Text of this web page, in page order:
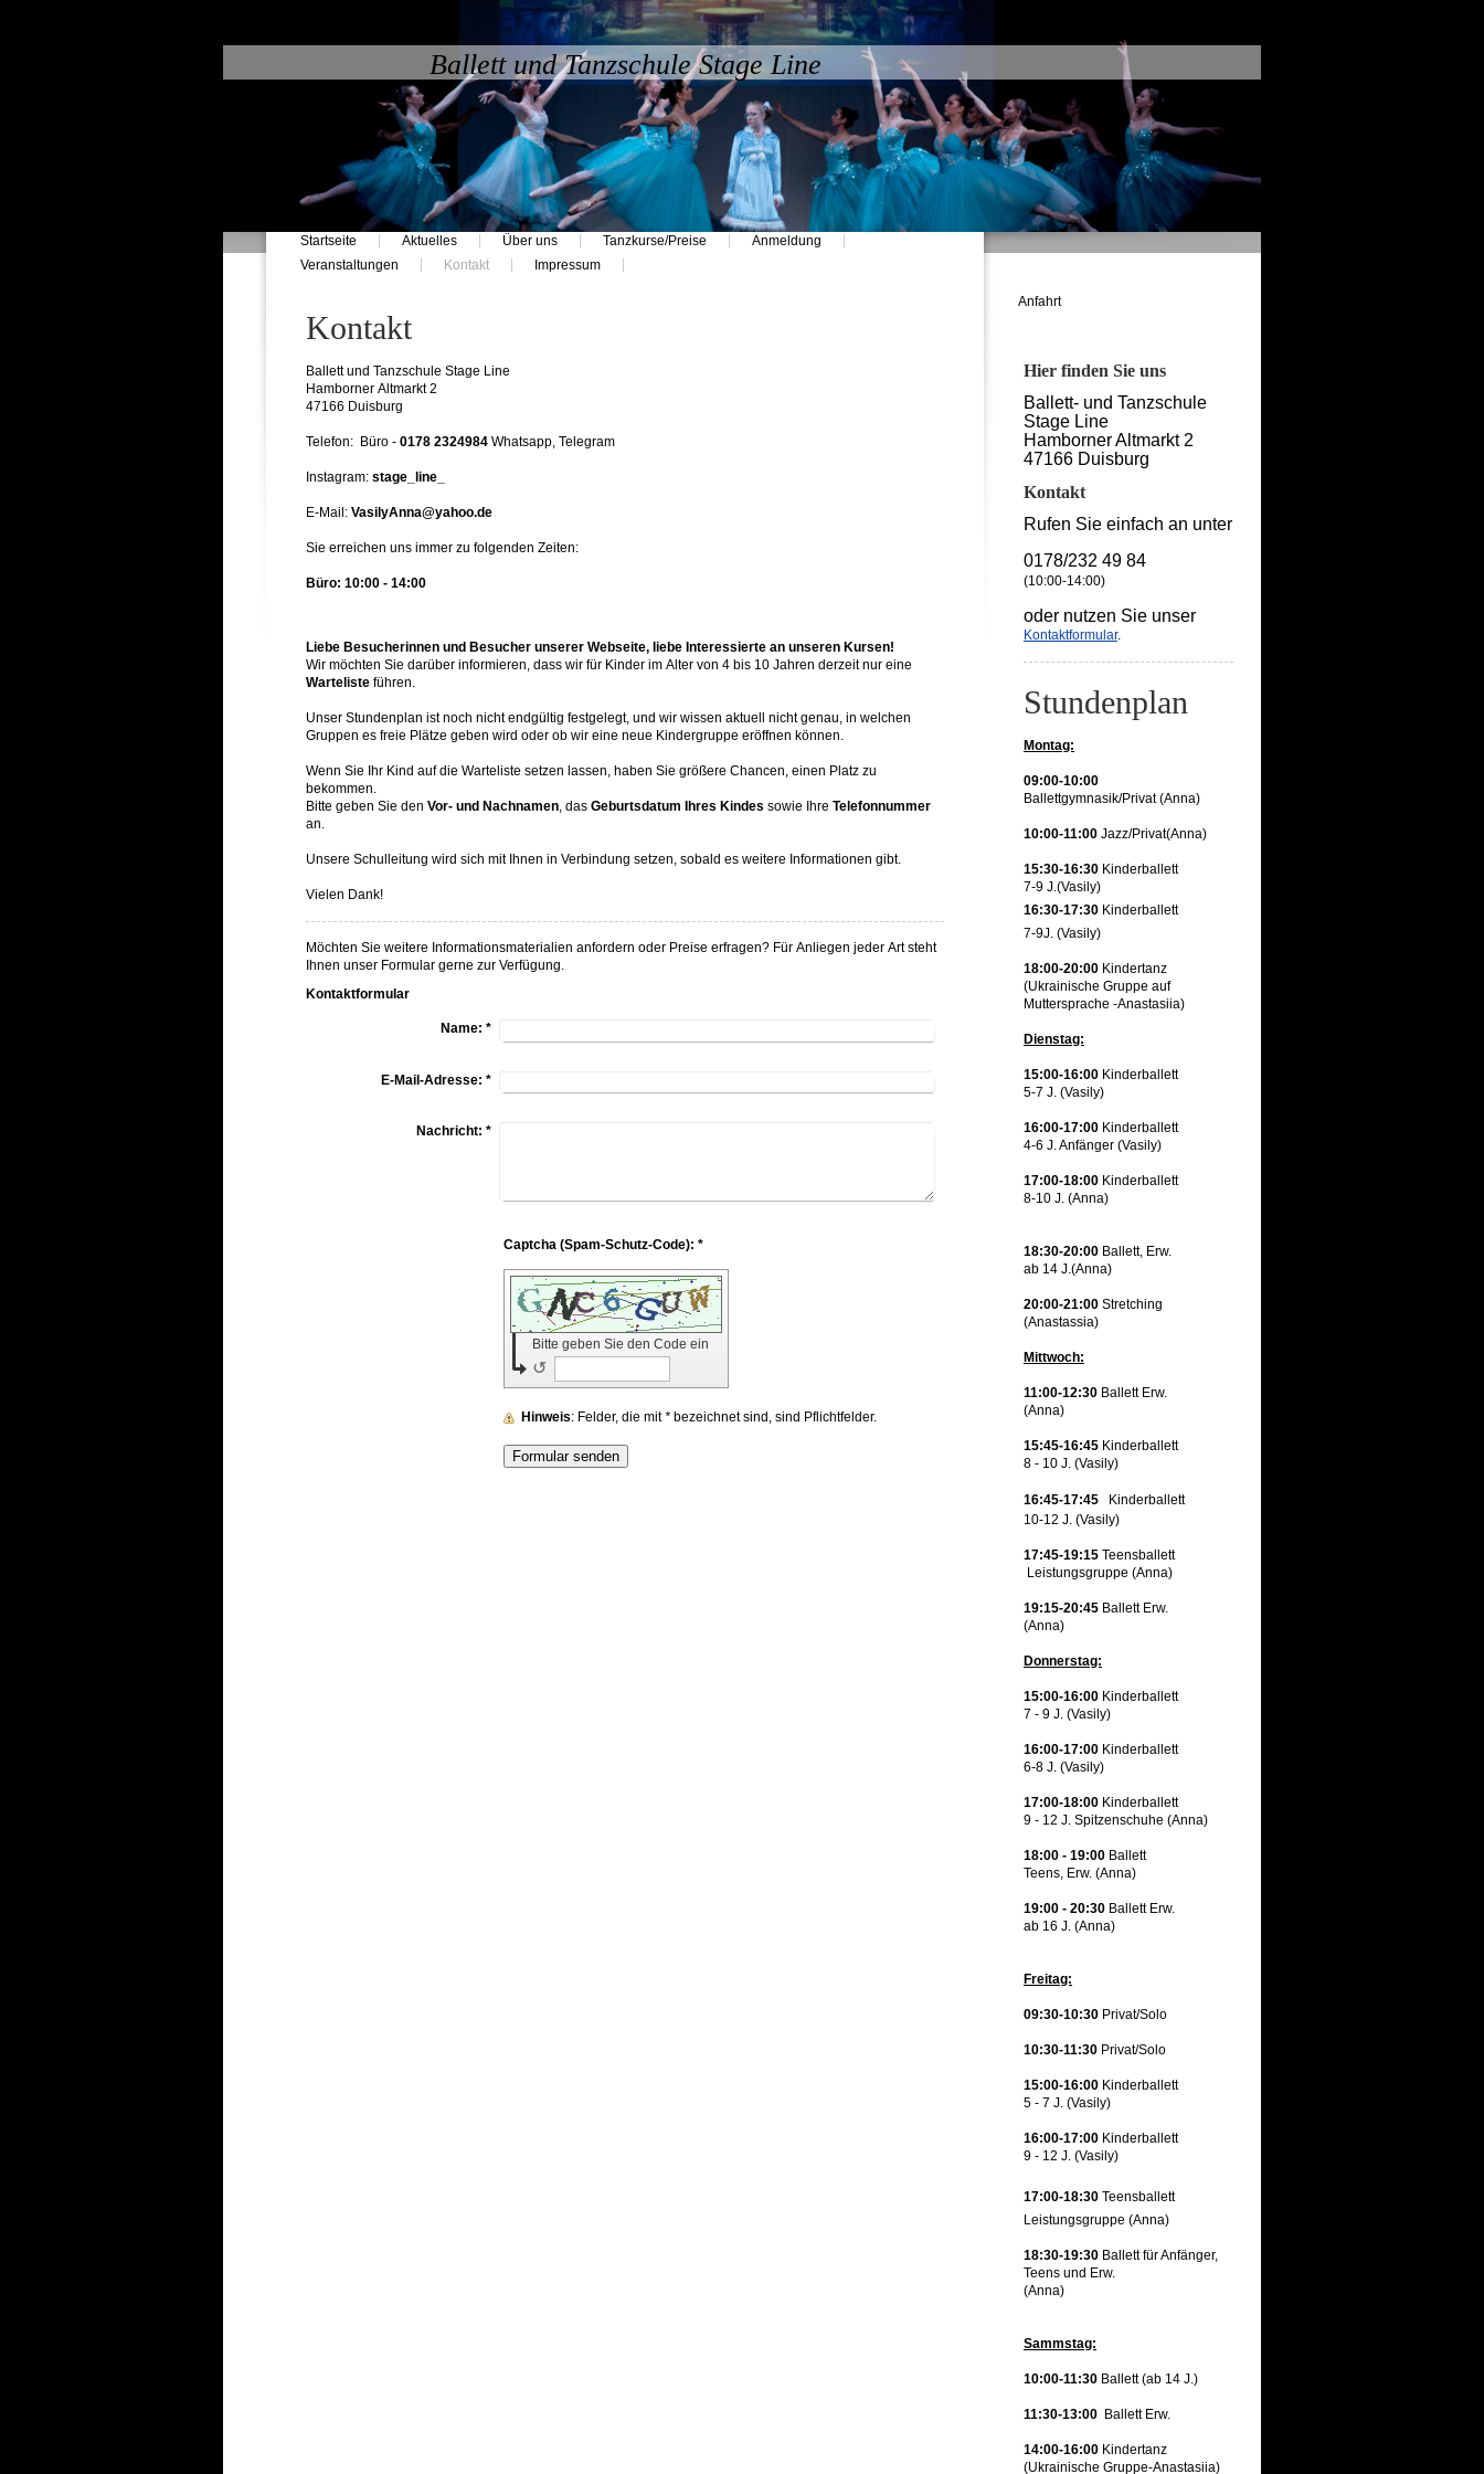
Ballett und Tanzschule Stage Line
Startseite Aktuelles Über uns Tanzkurse/Preise
Anmeldung
Veranstaltungen
Kontakt Impressum
Kontakt
Ballett und Tanzschule Stage Line
Hamborner Altmarkt 2
47166 Duisburg
Telefon: Büro - 0178 2324984 Whatsapp, Telegram
Instagram: stage_line_
E-Mail: VasilyAnna@yahoo.de
Sie erreichen uns immer zu folgenden Zeiten:
Büro: 10:00 - 14:00
Liebe Besucherinnen und Besucher unserer Webseite, liebe Interessierte an unseren Kursen!
Wir möchten Sie darüber informieren, dass wir für Kinder im Alter von 4 bis 10 Jahren derzeit nur eine
Warteliste führen.
Unser Stundenplan ist noch nicht endgültig festgelegt, und wir wissen aktuell nicht genau, in welchen
Gruppen es freie Plätze geben wird oder ob wir eine neue Kindergruppe eröffnen können.
Wenn Sie Ihr Kind auf die Warteliste setzen lassen, haben Sie größere Chancen, einen Platz zu
bekommen.
Bitte geben Sie den Vor- und Nachnamen, das Geburtsdatum Ihres Kindes sowie Ihre Telefonnummer
an.
Unsere Schulleitung wird sich mit Ihnen in Verbindung setzen, sobald es weitere Informationen gibt.
Vielen Dank!
Möchten Sie weitere Informationsmaterialien anfordern oder Preise erfragen? Für Anliegen jeder Art steht
Ihnen unser Formular gerne zur Verfügung.
Kontaktformular
Name: *
E-Mail-Adresse: *
Nachricht: *
Captcha (Spam-Schutz-Code): *
Bitte geben Sie den Code ein
↺
Hinweis : Felder, die mit* bezeichnet sind, sind Pflichtfelder.
Anfahrt
Hier finden Sie uns
Ballett- und Tanzschule
Stage Line
Hamborner Altmarkt 2
47166 Duisburg
Kontakt
Rufen Sie einfach an unter
0178/232 49 84
(10:00-14:00)
oder nutzen Sie unser
Kontaktformular.
Stundenplan
Montag:
09:00-10:00
Ballettgymnasik/Privat (Anna)
10:00-11:00 Jazz/Privat(Anna)
15:30-16:30 Kinderballett
7-9 J.(Vasily)
16:30-17:30 Kinderballett
7-9J. (Vasily)
18:00-20:00 Kindertanz
(Ukrainische Gruppe auf
Muttersprache -Anastasiia)
Dienstag:
15:00-16:00 Kinderballett
5-7 J. (Vasily)
16:00-17:00 Kinderballett
4-6 J. Anfänger (Vasily)
17:00-18:00 Kinderballett
8-10 J. (Anna)
18:30-20:00 Ballett, Erw.
ab 14 J.(Anna)
20:00-21:00 Stretching
(Anastassia)
Mittwoch:
11:00-12:30 Ballett Erw.
(Anna)
15:45-16:45 Kinderballett
8 - 10 J. (Vasily)
16:45-17:45
Kinderballett
10-12 J. (Vasily)
17:45-19:15 Teensballett
Leistungsgruppe (Anna)
19:15-20:45 Ballett Erw.
(Anna)
Donnerstag:
15:00-16:00 Kinderballett
7 - 9 J. (Vasily)
16:00-17:00 Kinderballett
6-8 J. (Vasily)
17:00-18:00 Kinderballett
9 - 12 J. Spitzenschuhe (Anna)
18:00 - 19:00 Ballett
Teens, Erw. (Anna)
19:00 - 20:30 Ballett Erw.
ab 16 J. (Anna)
Freitag:
09:30-10:30 Privat/Solo
10:30-11:30 Privat/Solo
15:00-16:00 Kinderballett
5 - 7 J. (Vasily)
16:00-17:00 Kinderballett
9 - 12 J. (Vasily)
17:00-18:30 Teensballett
Leistungsgruppe (Anna)
18:30-19:30 Ballett für Anfänger,
Teens und Erw.
(Anna)
Sammstag:
10:00-11:30 Ballett (ab 14 J.)
11:30-13:00 Ballett Erw.
14:00-16:00 Kindertanz
(Ukrainische Gruppe-Anastasiia)